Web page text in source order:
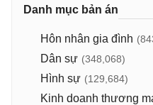
Danh mục bản án
Hôn nhân gia đình
Dân sự (348,068)
Hình sự (129,684)
Kinh doanh thương